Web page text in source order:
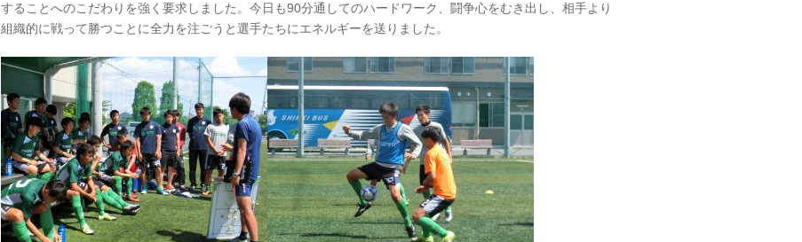
することへのこだわりを強く要求しました。今日も90分通してのハードワーク、闘争心をむき出し、相手より
組織的に戦って勝つことに全力を注ごうと選手たちにエネルギーを送りました。